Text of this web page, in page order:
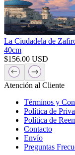
La Ciudadela de
40cm
$156.00 USD
Atención al Cliente
Términos y
Política de
Política de
Contacto
Envío
Preguntas